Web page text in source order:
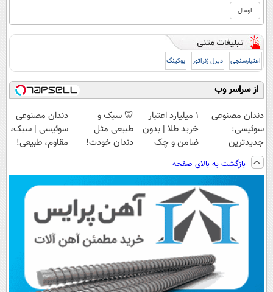
اعتبارسنجی دیزل ژنراتور بوکینگ
از سراسر وب
دندان مصنوعی
سوئیسی:
جدیدترین
فناوری اروپا،
سبک و مقاوم |
پرداخت قسطی
۱ میلیارد اعتبار
خرید طلا | بدون
ضامن و چک
🦷 سبک و
طبیعی مثل
دندان خودت!
💳 📍 تهران
دندان مصنوعی
سوئیسی | سبک،
مقاوم، طبیعی!
اقساطی😍
بازگشت به بالای صفحه